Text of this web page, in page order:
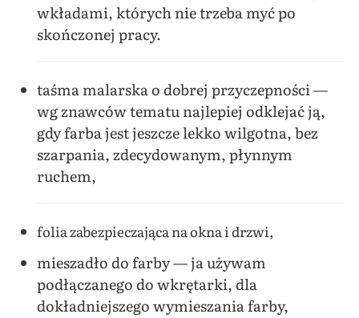
wkładami, których nie trzeba myć po
skończonej pracy.
taśma malarska o dobrej przyczepności —
wg znawców tematu najlepiej odklejać ją,
gdy farba jest jeszcze lekko wilgotna, bez
szarpania, zdecydowanym, płynnym
ruchem,
folia zabezpieczająca na okna i drzwi,
mieszadło do farby — ja używam
podłączanego do wkrętarki, dla
dokładniejszego wymieszania farby,